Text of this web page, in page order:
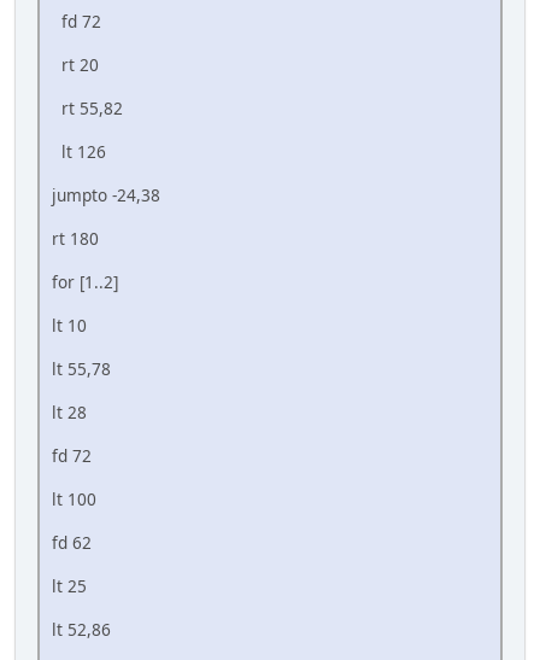
fd 72
rt 20
rt 55,82
lt 126
jumpto -24,38
rt 180
for [1..2]
lt 10
lt 55,78
lt 28
fd 72
lt 100
fd 62
lt 25
lt 52,86